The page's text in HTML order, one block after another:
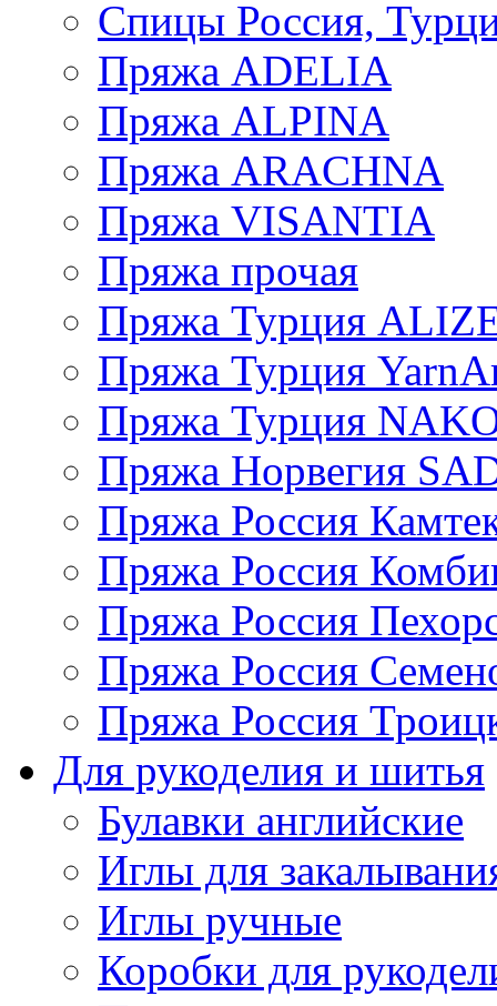
Спицы Россия,
Пряжа ADELIA
Пряжа ALPINA
Пряжа ARACHNA
Пряжа VISANTIA
Пряжа прочая
Пряжа Турция
Пряжа Турция
Пряжа Турция
Пряжа Норвегия
Пряжа Россия
Пряжа Россия
Пряжа Россия
Пряжа Россия
Пряжа Россия
Для рукоделия и шитья
Булавки английские
Иглы для
Иглы ручные
Коробки для